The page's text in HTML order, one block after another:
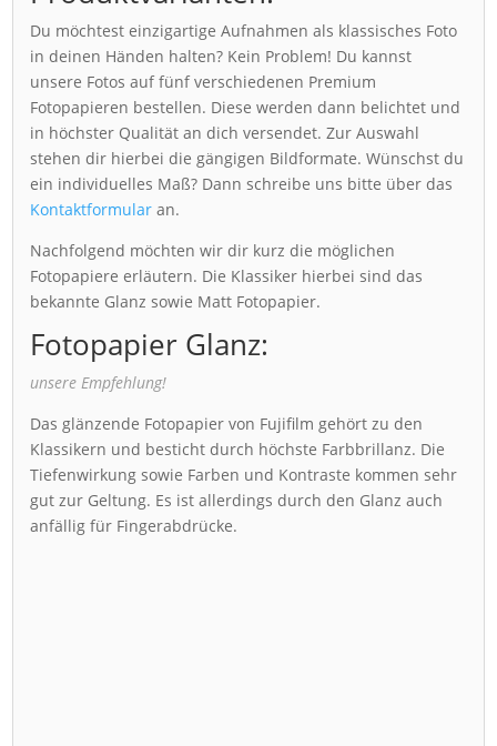
Du möchtest einzigartige Aufnahmen als klassisches Foto
in deinen Händen halten? Kein Problem! Du kannst
unsere Fotos auf fünf verschiedenen Premium
Fotopapieren bestellen. Diese werden dann belichtet und
in höchster Qualität an dich versendet. Zur Auswahl
stehen dir hierbei die gängigen Bildformate. Wünschst du
ein individuelles Maß? Dann schreibe uns bitte über das
Kontaktformular an.
Nachfolgend möchten wir dir kurz die möglichen
Fotopapiere erläutern. Die Klassiker hierbei sind das
bekannte Glanz sowie Matt Fotopapier.
Fotopapier Glanz:
unsere Empfehlung!
Das glänzende Fotopapier von Fujifilm gehört zu den
Klassikern und besticht durch höchste Farbbrillanz. Die
Tiefenwirkung sowie Farben und Kontraste kommen sehr
gut zur Geltung. Es ist allerdings durch den Glanz auch
anfällig für Fingerabdrücke.